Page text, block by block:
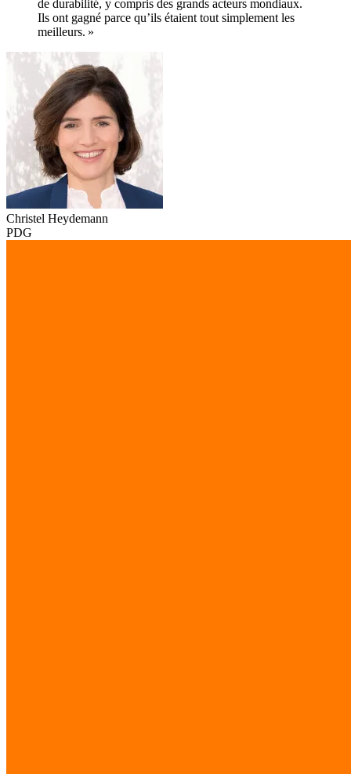
de durabilité, y compris des grands acteurs mondiaux.
Ils ont gagné parce qu’ils étaient tout simplement les
meilleurs. »
Christel Heydemann
PDG